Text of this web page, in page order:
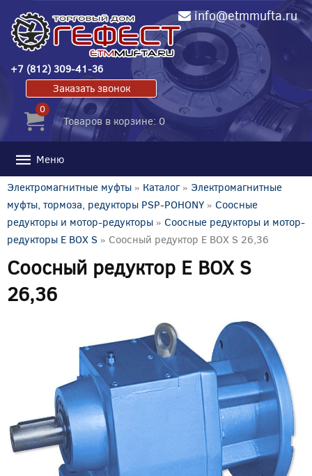
info@etmmufta.ru
+7 (812) 309-41-36
Заказать звонок
0
Товаров в корзине: 0
Меню
Электромагнитные муфты » Каталог» Электромагнитные
муфты, тормоза, редукторы PSP-POHONY » Соосные
редукторы и мотор-редукторы » Соосные редукторы и мотор-
редукторы E BOX S » Соосный редуктор E BOX S 26,36
Соосный редуктор E BOX S
26,36